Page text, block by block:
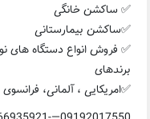
✅ ساکشن خانگی
✅ساکشن بیمارستانی
✅ فروش انواع دستگاه های
برندهای
✅امریکایی ، آلمانی،